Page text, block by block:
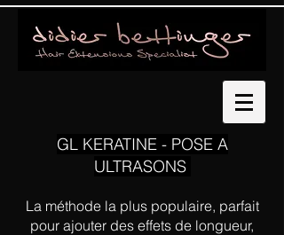
GL KERATINE - POSE A
ULTRASONS
La méthode la plus populaire, parfait
pour ajouter des effets de longueur,